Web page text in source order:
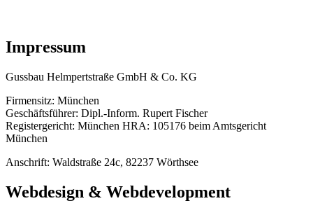
Impressum
Gussbau Helmpertstraße GmbH & Co. KG
Firmensitz: München
Geschäftsführer: Dipl.-Inform. Rupert Fischer
Registergericht: München HRA: 105176 beim Amtsgericht
München
Anschrift: Waldstraße 24c, 82237 Wörthsee
Webdesign & Webdevelopment